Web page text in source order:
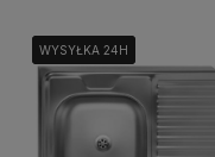
WYSYŁKA 24H
WYSYŁKA 24H
WYSYŁKA 24H